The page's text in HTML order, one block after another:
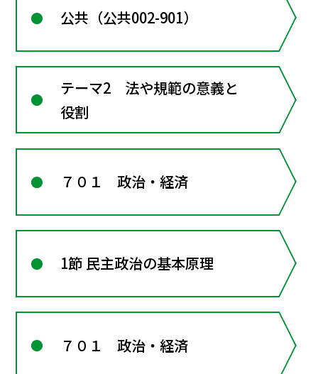
公共（公共002-901）
テーマ2 法や規範の意義と
役割
７０１ 政治・経済
1節 民主政治の基本原理
７０１ 政治・経済